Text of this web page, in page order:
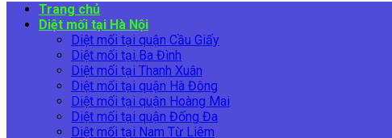
Trang chủ
Diệt mối tại Hà Nội
Diệt mối tại quận Cầu Giấy
Diệt mối tại Ba Đình
Diệt mối tại Thanh Xuân
Diệt mối tại quận Hà Đông
Diệt mối tại quận Hoàng Mai
Diệt mối tại quận Đống Đa
Diệt mối tại Nam Từ Liêm